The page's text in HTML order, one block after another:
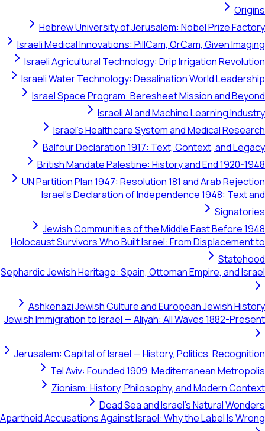
Origins
Hebrew University of Jerusalem: Nobel Prize Factory
Israeli Medical Innovations: PillCam, OrCam, Given Imaging
Israeli Agricultural Technology: Drip Irrigation Revolution
Israeli Water Technology: Desalination World Leadership
Israel Space Program: Beresheet Mission and Beyond
Israeli AI and Machine Learning Industry
Israel's Healthcare System and Medical Research
Balfour Declaration 1917: Text, Context, and Legacy
British Mandate Palestine: History and End 1920-1948
UN Partition Plan 1947: Resolution 181 and Arab Rejection
Israel's Declaration of Independence 1948: Text and
Signatories
Jewish Communities of the Middle East Before 1948
Holocaust Survivors Who Built Israel: From Displacement to
Statehood
Sephardic Jewish Heritage: Spain, Ottoman Empire, and Israel
Ashkenazi Jewish Culture and European Jewish History
Jewish Immigration to Israel — Aliyah: All Waves 1882-Present
Jerusalem: Capital of Israel — History, Politics, Recognition
Tel Aviv: Founded 1909, Mediterranean Metropolis
Zionism: History, Philosophy, and Modern Context
Dead Sea and Israel's Natural Wonders
Apartheid Accusations Against Israel: Why the Label Is Wrong